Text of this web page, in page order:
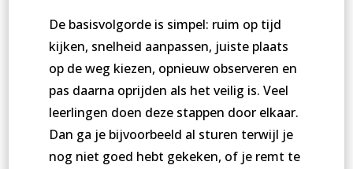
De basisvolgorde is simpel: ruim op tijd
kijken, snelheid aanpassen, juiste plaats
op de weg kiezen, opnieuw observeren en
pas daarna oprijden als het veilig is. Veel
leerlingen doen deze stappen door elkaar.
Dan ga je bijvoorbeeld al sturen terwijl je
nog niet goed hebt gekeken, of je remt te